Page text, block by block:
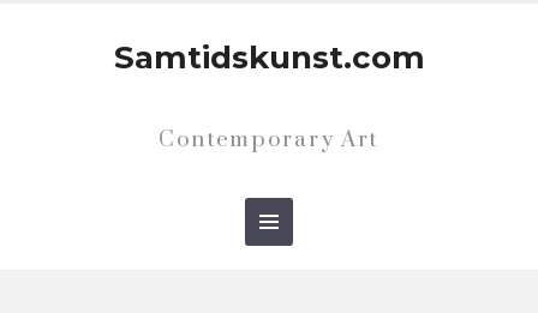
Samtidskunst.com
Contemporary Art